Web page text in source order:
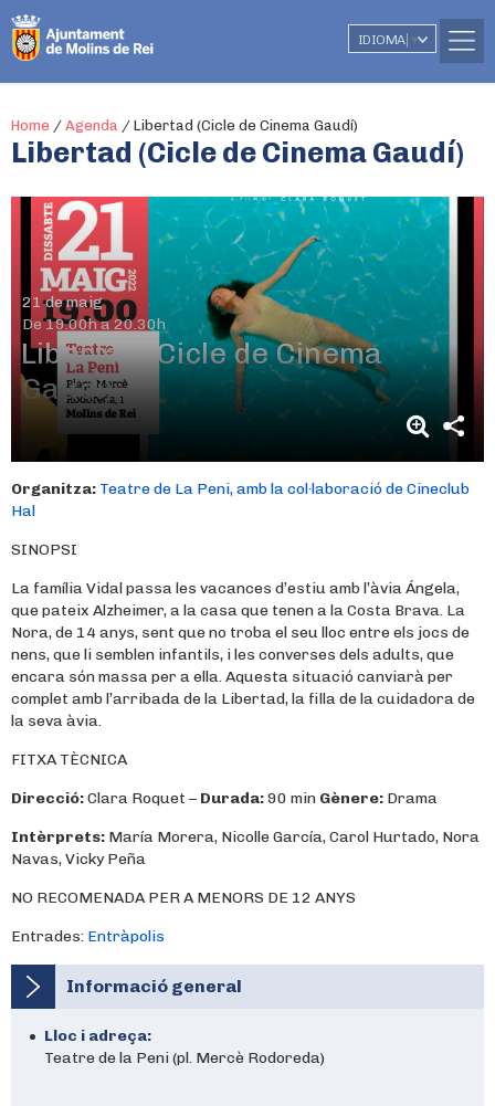
IDIOMA ▼
Home / Agenda / Libertad (Cicle de Cinema Gaudí)
Libertad (Cicle de Cinema Gaudí)
21 de maig
De 19.00h a 20.30h
Libertad (Cicle de Cinema
Gaudí)
Organitza: Teatre de La Peni, amb la col·laboració de Cineclub
Hal
SINOPSI
La família Vidal passa les vacances d’estiu amb l’àvia Ángela,
que pateix Alzheimer, a la casa que tenen a la Costa Brava. La
Nora, de 14 anys, sent que no troba el seu lloc entre els jocs de
nens, que li semblen infantils, i les converses dels adults, que
encara són massa per a ella. Aquesta situació canviarà per
complet amb l’arribada de la Libertad, la filla de la cuidadora de
la seva àvia.
FITXA TÈCNICA
Direcció:Clara Roquet – Durada:90 min Gènere: Drama
Intèrprets: María Morera, Nicolle García, Carol Hurtado, Nora
Navas, Vicky Peña
NO RECOMENADA PER A MENORS DE 12 ANYS
Entrades: Entràpolis
Informació general
Lloc i adreça:
Teatre de la Peni (pl. Mercè Rodoreda)